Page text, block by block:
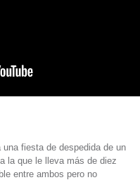
fiesta de despedida de un
la que le lleva más de diez
entre ambos pero no